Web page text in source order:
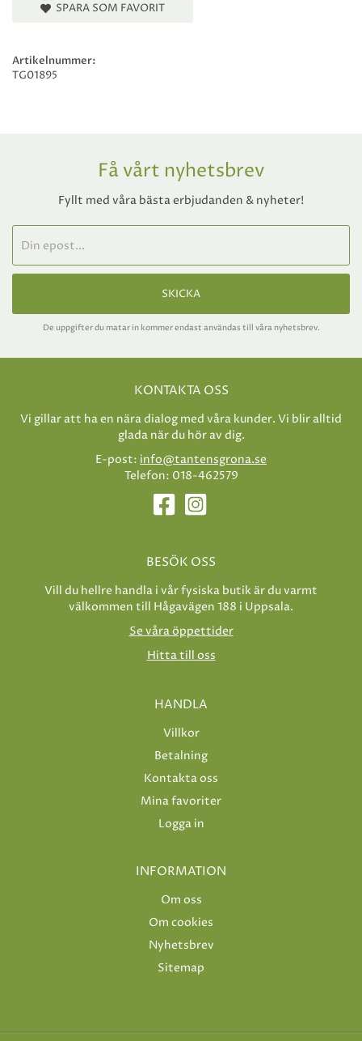
SPARA SOM FAVORIT
Artikelnummer:
TG01895
Få vårt nyhetsbrev
Fyllt med våra bästa erbjudanden & nyheter!
SKICKA
De uppgifter du matar in kommer endast användas till våra nyhetsbrev.
KONTAKTA OSS
Vi gillar att ha en nära dialog med våra kunder. Vi blir alltid
glada när du hör av dig.
E-post: info@tantensgrona.se
Telefon: 018-462579
BESÖK OSS
Vill du hellre handla i vår fysiska butik är du varmt
välkommen till Hågavägen 188 i Uppsala.
Se våra öppettider
Hitta till oss
HANDLA
Villkor
Betalning
Kontakta oss
Mina favoriter
Logga in
INFORMATION
Om oss
Om cookies
Nyhetsbrev
Sitemap